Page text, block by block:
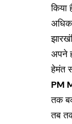
किया
अपने
हेमंत
PM
तक
तब